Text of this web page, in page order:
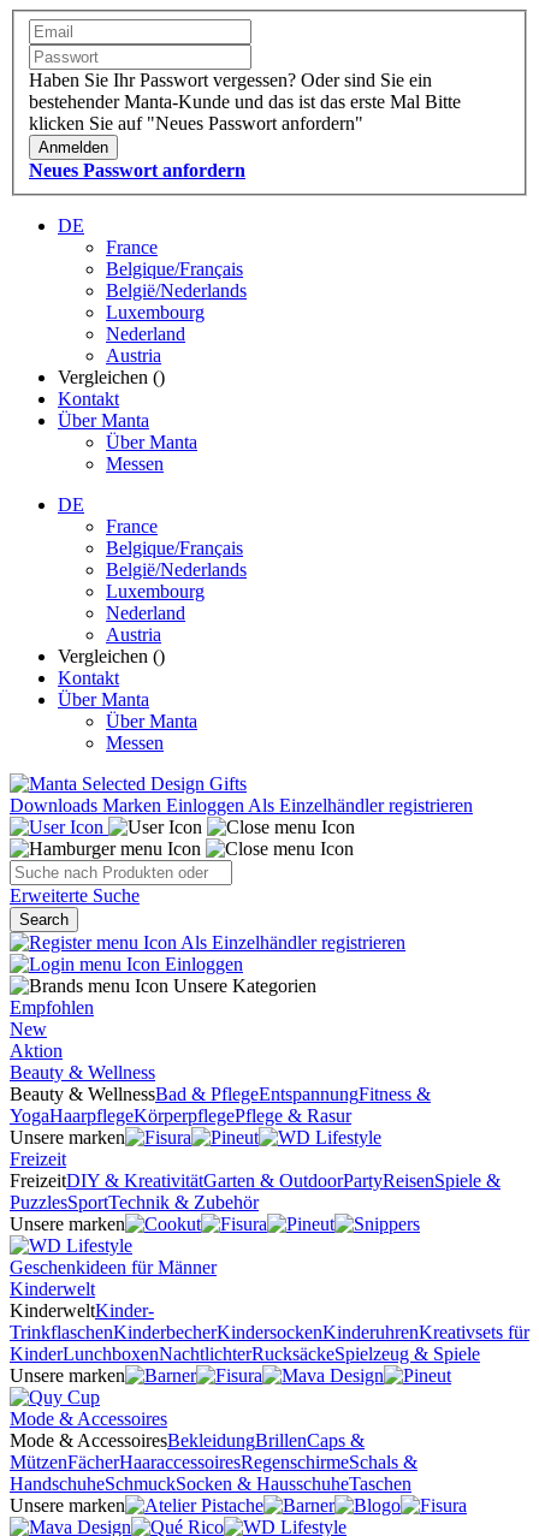
Haben Sie Ihr Passwort vergessen? Oder sind Sie ein
bestehender Manta-Kunde und das ist das erste Mal Bitte
klicken Sie auf "Neues Passwort anfordern"
Anmelden
Neues Passwort anfordern
DE
France
Belgique/Français
België/Nederlands
Luxembourg
Nederland
Austria
Vergleichen ()
Kontakt
Über Manta
Über Manta
Messen
DE
France
Belgique/Français
België/Nederlands
Luxembourg
Nederland
Austria
Vergleichen ()
Kontakt
Über Manta
Über Manta
Messen
Downloads Marken Einloggen Als Einzelhändler registrieren
Erweiterte Suche
Search
Als Einzelhändler registrieren
Einloggen
Unsere Kategorien
Empfohlen
New
Aktion
Beauty & Wellness
Beauty & WellnessBad & PflegeEntspannungFitness &
YogaHaarpflegeKörperpflegePflege & Rasur
Unsere marken
Freizeit
FreizeitDIY & KreativitätGarten & OutdoorPartyReisenSpiele &
PuzzlesSportTechnik & Zubehör
Unsere marken
Geschenkideen für Männer
Kinderwelt
KinderweltKinder-
TrinkflaschenKinderbecherKindersockenKinderuhrenKreativsets für
KinderLunchboxenNachtlichterRucksäckeSpielzeug & Spiele
Unsere marken
Mode & Accessoires
Mode & AccessoiresBekleidungBrillenCaps &
MützenFächerHaaraccessoiresRegenschirmeSchals &
HandschuheSchmuckSocken & HausschuheTaschen
Unsere marken